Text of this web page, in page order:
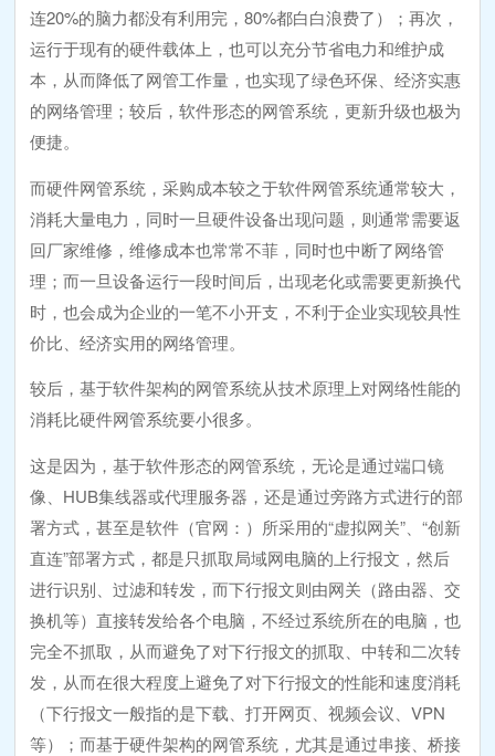
连20%的脑力都没有利用完，80%都白白浪费了）；再次，
运行于现有的硬件载体上，也可以充分节省电力和维护成
本，从而降低了网管工作量，也实现了绿色环保、经济实惠
的网络管理；较后，软件形态的网管系统，更新升级也极为
便捷。
而硬件网管系统，采购成本较之于软件网管系统通常较大，
消耗大量电力，同时一旦硬件设备出现问题，则通常需要返
回厂家维修，维修成本也常常不菲，同时也中断了网络管
理；而一旦设备运行一段时间后，出现老化或需要更新换代
时，也会成为企业的一笔不小开支，不利于企业实现较具性
价比、经济实用的网络管理。
较后，基于软件架构的网管系统从技术原理上对网络性能的
消耗比硬件网管系统要小很多。
这是因为，基于软件形态的网管系统，无论是通过端口镜
像、HUB集线器或代理服务器，还是通过旁路方式进行的部
署方式，甚至是软件（官网：）所采用的“虚拟网关”、“创新
直连”部署方式，都是只抓取局域网电脑的上行报文，然后
进行识别、过滤和转发，而下行报文则由网关（路由器、交
换机等）直接转发给各个电脑，不经过系统所在的电脑，也
完全不抓取，从而避免了对下行报文的抓取、中转和二次转
发，从而在很大程度上避免了对下行报文的性能和速度消耗
（下行报文一般指的是下载、打开网页、视频会议、VPN
等）；而基于硬件架构的网管系统，尤其是通过串接、桥接